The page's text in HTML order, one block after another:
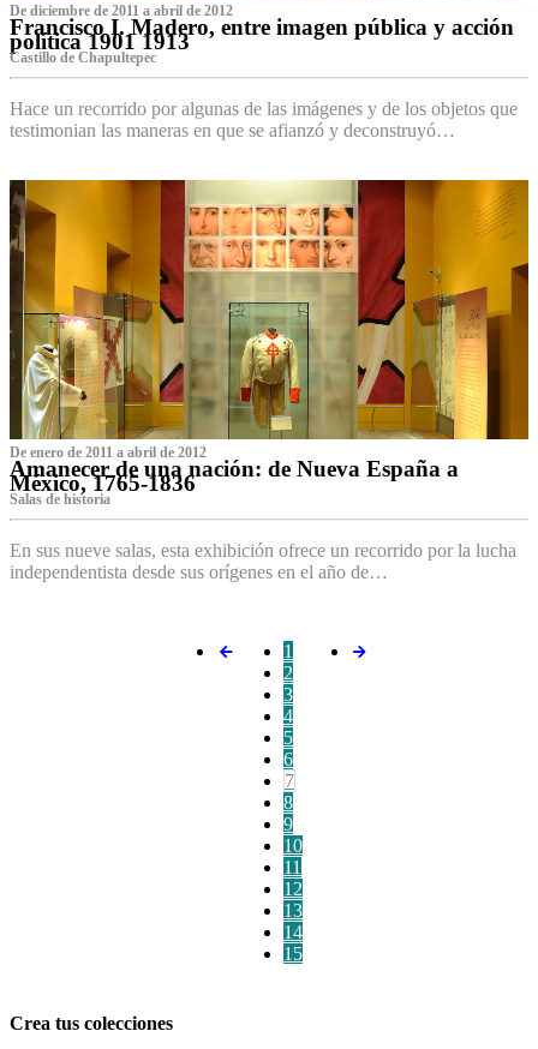
De diciembre de 2011 a abril de 2012
Francisco I. Madero, entre imagen pública y acción
política 1901 1913
Castillo de Chapultepec
Hace un recorrido por algunas de las imágenes y de los objetos que
testimonian las maneras en que se afianzó y deconstruyó…
De enero de 2011 a abril de 2012
Amanecer de una nación: de Nueva España a
México, 1765-1836
Salas de historia
En sus nueve salas, esta exhibición ofrece un recorrido por la lucha
independentista desde sus orígenes en el año de…
1
2
3
4
5
6
7
8
9
10
11
12
13
14
15
Crea tus colecciones